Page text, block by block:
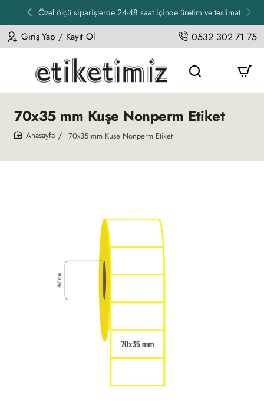
Özel ölçü siparişlerde 24-48 saat içinde üretim ve teslimat
Giriş Yap / Kayıt Ol 0532 302 71 75
70x35 mm Kuşe Nonperm Etiket
70x35 mm Kuşe Nonperm Etiket